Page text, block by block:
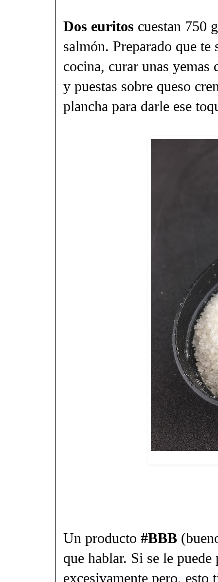
Dos euritos cuestan 750
salmón. Preparado que
cocina, curar unas yemas
y puestas sobre queso
plancha para darle ese
Un producto #BBB
que hablar. Si se le puede
excesivamente pero,